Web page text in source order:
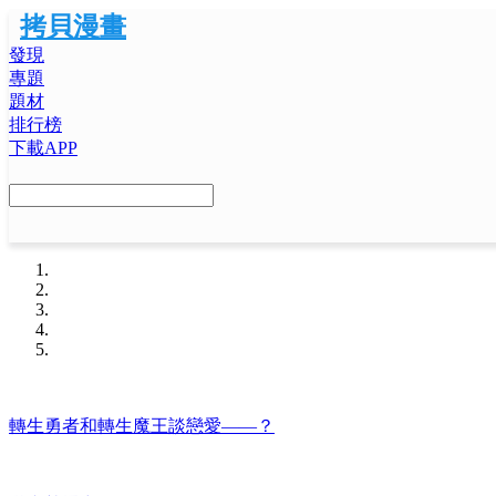
拷貝漫畫
發現
專題
題材
排行榜
下載APP
轉生勇者和轉生魔王談戀愛——？